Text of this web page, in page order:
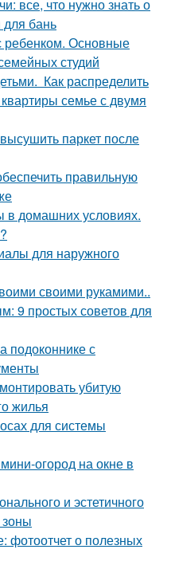
все, что нужно знать о
для бань
ребенком. Основные
студий
Как распределить
семье с двумя
паркет после
правильную
в домашних условиях.
для наружного
своими рукамими..
9 простых советов для
подоконнике с
убитую
жилья
для системы
огород на окне в
и эстетичного
зоны
фотоотчет о полезных